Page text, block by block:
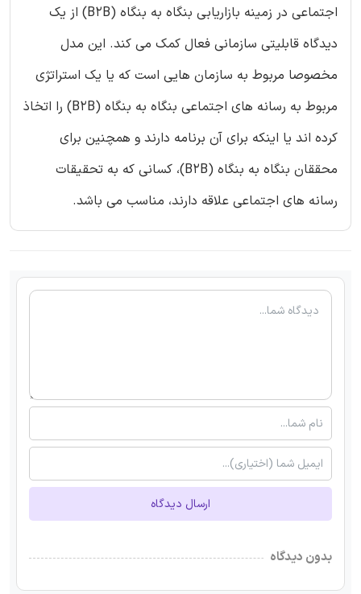
اجتماعی در زمینه بازاریابی بنگاه به بنگاه (B2B) از یک
دیدگاه قابلیتی سازمانی فعال کمک می کند. این مدل
مخصوصا مربوط به سازمان هایی است که یا یک استراتژی
مربوط به رسانه های اجتماعی بنگاه به بنگاه (B2B) را اتخاذ
کرده اند یا اینکه برای آن برنامه دارند و همچنین برای
محققان بنگاه به بنگاه (B2B)، کسانی که به تحقیقات
رسانه های اجتماعی علاقه دارند، مناسب می باشد.
ارسال دیدگاه
بدون دیدگاه